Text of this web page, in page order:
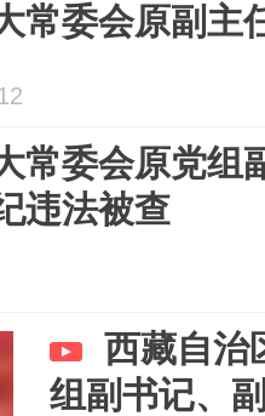
常委会原副主
常委会原党组
违法被查
西藏自治
组副书记、